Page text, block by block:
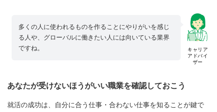
キャリア
アドバイ
ザー
多くの人に使われるものを作ることにやりがいを感じ
る人や、グローバルに働きたい人には向いている業界
ですね。
あなたが受けないほうがいい職業を確認しておこう
就活の成功は、自分に合う仕事・合わない仕事を知ることが鍵で